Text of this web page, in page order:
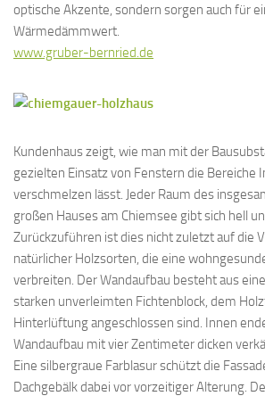
optische Akzente, sondern sorgen auch für
Wärmedämmwert.
www.gruber-bernried.de
Kundenhaus zeigt, wie man mit der
gezielten Einsatz von Fenstern die Bereiche
verschmelzen lässt. Jeder Raum des
großen Hauses am Chiemsee gibt sich hell
Zurückzuführen ist dies nicht zuletzt auf die
natürlicher Holzsorten, die eine
verbreiten. Der Wandaufbau besteht aus
starken unverleimten Fichtenblock, dem
Hinterlüftung angeschlossen sind. Innen
Wandaufbau mit vier Zentimeter dicken
Eine silbergraue Farblasur schützt die
Dachgebälk dabei vor vorzeitiger Alterung.